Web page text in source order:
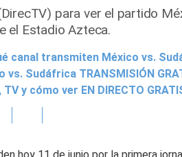
para ver el partido
el Estadio Azteca.
canal transmiten México vs.
vs. Sudáfrica TRANSMISIÓN
y cómo ver EN DIRECTO